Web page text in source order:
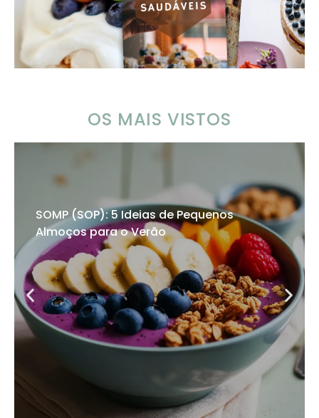
OS MAIS VISTOS
SOMP (SOP): 5 Ideias de Pequenos
Almoços para o Verão